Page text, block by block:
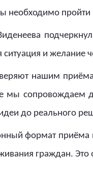
необходимо
и желание
нашим
мы сопровождаем
до реального
формат приёма
граждан. Это